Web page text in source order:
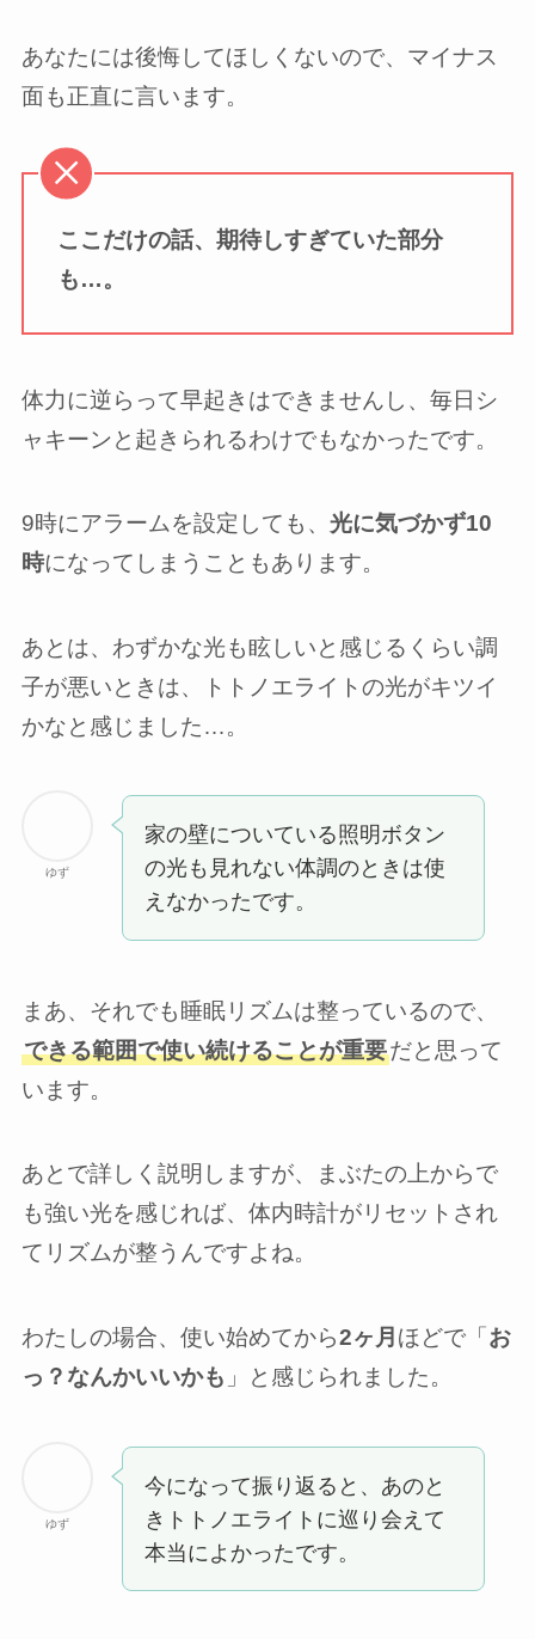
あなたには後悔してほしくないので、マイナス
面も正直に言います。
ここだけの話、期待しすぎていた部分
も…。
体力に逆らって早起きはできませんし、毎日シ
ャキーンと起きられるわけでもなかったです。
9時にアラームを設定しても、 光に気づかず10
時になってしまうこともあります。
あとは、わずかな光も眩しいと感じるくらい調
子が悪いときは、トトノエライトの光がキツイ
かなと感じました…。
ゆず
家の壁についている照明ボタン
の光も見れない体調のときは使
えなかったです。
まあ、それでも睡眠リズムは整っているので、
できる範囲で使い続けることが重要だと思って
います。
あとで詳しく説明しますが、まぶたの上からで
も強い光を感じれば、体内時計がリセットされ
てリズムが整うんですよね。
わたしの場合、使い始めてから2ヶ月 ほどで「 お
っ？なんかいいかも 」と感じられました。
ゆず
今になって振り返ると、あのと
きトトノエライトに巡り会えて
本当によかったです。